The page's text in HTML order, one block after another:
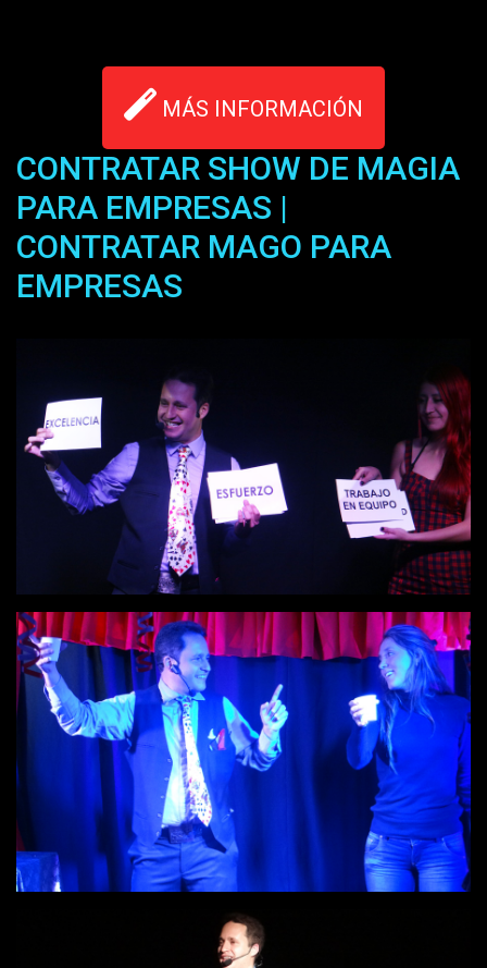
MÁS INFORMACIÓN
CONTRATAR SHOW DE MAGIA
PARA EMPRESAS |
CONTRATAR MAGO PARA
EMPRESAS